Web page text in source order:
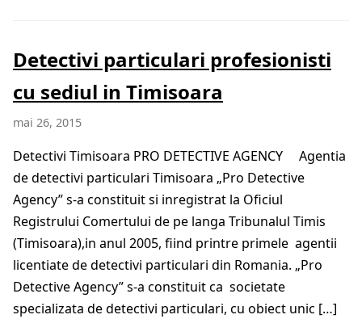
Detectivi particulari profesionisti
cu sediul in Timisoara
mai 26, 2015
Detectivi Timisoara PRO DETECTIVE AGENCY Agentia
de detectivi particulari Timisoara „Pro Detective
Agency” s-a constituit si inregistrat la Oficiul
Registrului Comertului de pe langa Tribunalul Timis
(Timisoara),in anul 2005, fiind printre primele agentii
licentiate de detectivi particulari din Romania. „Pro
Detective Agency” s-a constituit ca societate
specializata de detectivi particulari, cu obiect unic […]